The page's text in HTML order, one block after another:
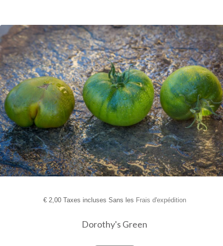
€2,00 Taxes incluses Sans les Frais d'expédition
Dorothy's Green